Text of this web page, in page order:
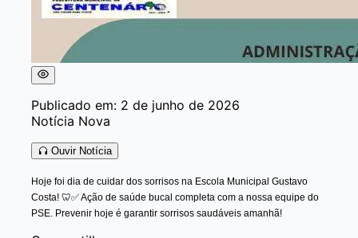
Publicado em: 2 de junho de 2026
Notícia Nova
Ouvir Notícia
Hoje foi dia de cuidar dos sorrisos na Escola Municipal Gustavo
Costa! 🦷✅ Ação de saúde bucal completa com a nossa equipe do
PSE. Prevenir hoje é garantir sorrisos saudáveis amanhã!